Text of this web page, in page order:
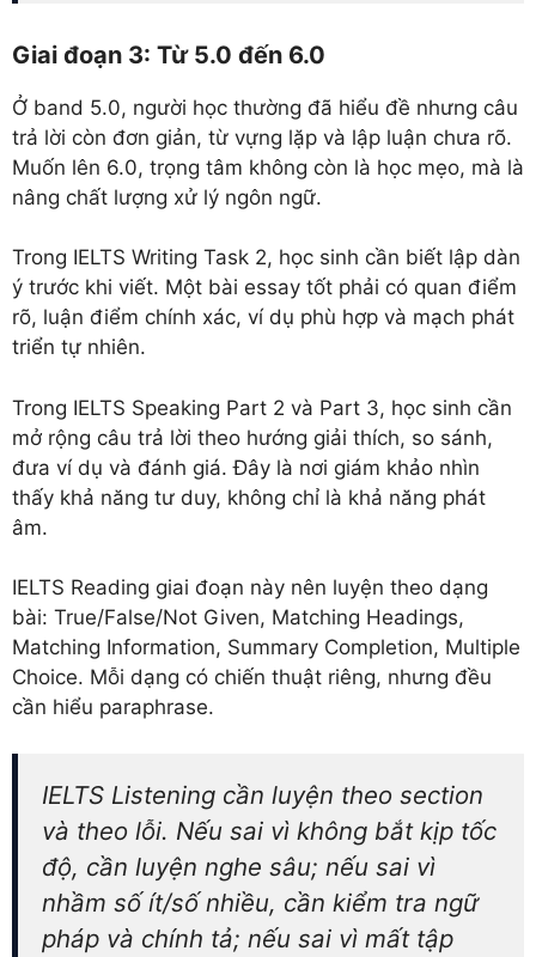
Giai đoạn 3: Từ 5.0 đến 6.0
Ở band 5.0, người học thường đã hiểu đề nhưng câu
trả lời còn đơn giản, từ vựng lặp và lập luận chưa rõ.
Muốn lên 6.0, trọng tâm không còn là học mẹo, mà là
nâng chất lượng xử lý ngôn ngữ.
Trong IELTS Writing Task 2, học sinh cần biết lập dàn
ý trước khi viết. Một bài essay tốt phải có quan điểm
rõ, luận điểm chính xác, ví dụ phù hợp và mạch phát
triển tự nhiên.
Trong IELTS Speaking Part 2 và Part 3, học sinh cần
mở rộng câu trả lời theo hướng giải thích, so sánh,
đưa ví dụ và đánh giá. Đây là nơi giám khảo nhìn
thấy khả năng tư duy, không chỉ là khả năng phát
âm.
IELTS Reading giai đoạn này nên luyện theo dạng
bài: True/False/Not Given, Matching Headings,
Matching Information, Summary Completion, Multiple
Choice. Mỗi dạng có chiến thuật riêng, nhưng đều
cần hiểu paraphrase.
IELTS Listening cần luyện theo section
và theo lỗi. Nếu sai vì không bắt kịp tốc
độ, cần luyện nghe sâu; nếu sai vì
nhầm số ít/số nhiều, cần kiểm tra ngữ
pháp và chính tả; nếu sai vì mất tập